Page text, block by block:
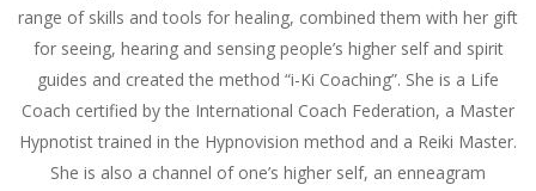
range of skills and tools for healing, combined them with her gift
for seeing, hearing and sensing people’s higher self and spirit
guides and created the method “i-Ki Coaching”. She is a Life
Coach certified by the International Coach Federation, a Master
Hypnotist trained in the Hypnovision method and a Reiki Master.
She is also a channel of one’s higher self, an enneagram